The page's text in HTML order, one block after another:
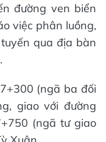
đường ven biển
việc phân luồng,
qua địa bàn
(ngã ba đối
giao với đường
(ngã tư giao